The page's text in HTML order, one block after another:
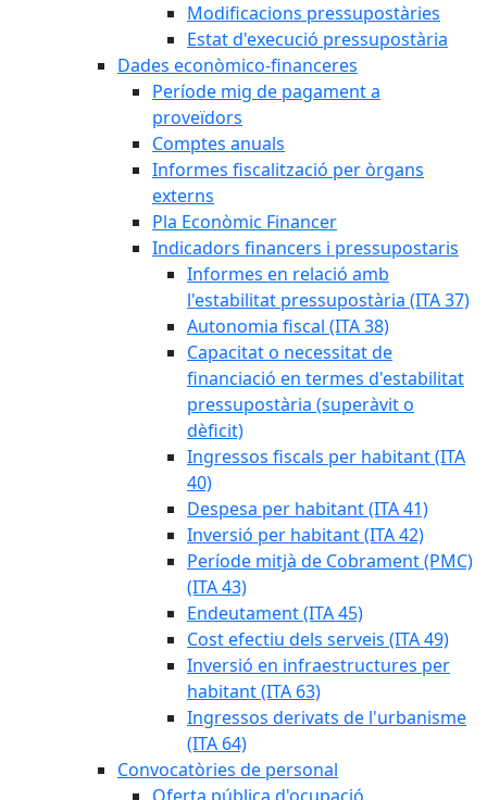
Modificacions pressupostàries
Estat d'execució pressupostària
Dades econòmico-financeres
Període mig de pagament a
proveïdors
Comptes anuals
Informes fiscalització per òrgans
externs
Pla Econòmic Financer
Indicadors financers i pressupostaris
Informes en relació amb
l'estabilitat pressupostària (ITA 37)
Autonomia fiscal (ITA 38)
Capacitat o necessitat de
financiació en termes d'estabilitat
pressupostària (superàvit o
dèficit)
Ingressos fiscals per habitant (ITA
40)
Despesa per habitant (ITA 41)
Inversió per habitant (ITA 42)
Període mitjà de Cobrament (PMC)
(ITA 43)
Endeutament (ITA 45)
Cost efectiu dels serveis (ITA 49)
Inversió en infraestructures per
habitant (ITA 63)
Ingressos derivats de l'urbanisme
(ITA 64)
Convocatòries de personal